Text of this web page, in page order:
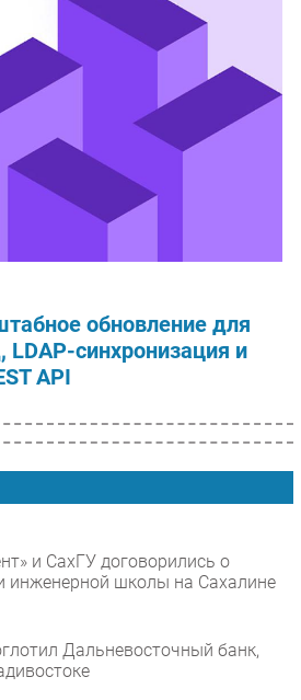
обновление для
синхронизация и
API
и СахГУ договорились о
инженерной школы на Сахалине
Дальневосточный банк,